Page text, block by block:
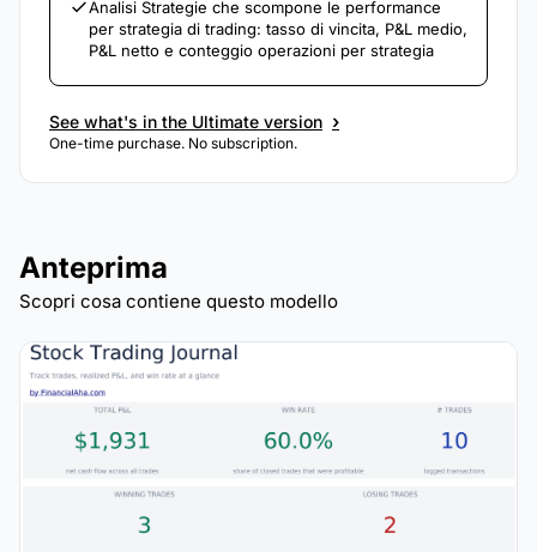
Analisi Strategie che scompone le performance
per strategia di trading: tasso di vincita, P&L medio,
P&L netto e conteggio operazioni per strategia
See what's in the Ultimate version ›
One-time purchase. No subscription.
Anteprima
Scopri cosa contiene questo modello